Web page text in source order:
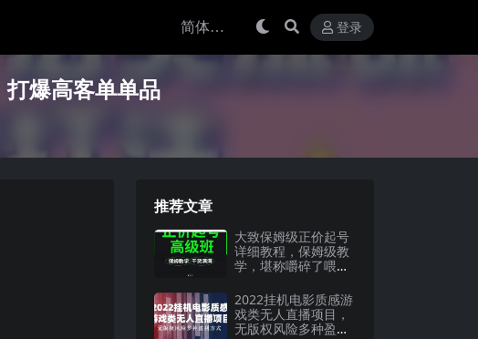
登录
爆高客单单品
推荐文章
大致保姆级正价起号
详细教程，保姆级教
学，堪称嚼碎了喂给
2022挂机电影质感游
戏类无人直播项目，
无版权风险多种盈利